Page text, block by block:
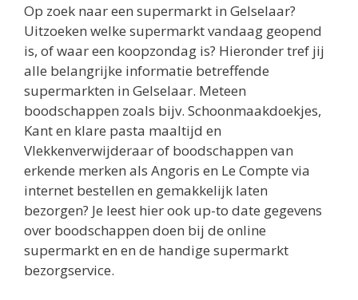
Op zoek naar een supermarkt in Gelselaar?
Uitzoeken welke supermarkt vandaag geopend
is, of waar een koopzondag is? Hieronder tref jij
alle belangrijke informatie betreffende
supermarkten in Gelselaar. Meteen
boodschappen zoals bijv. Schoonmaakdoekjes,
Kant en klare pasta maaltijd en
Vlekkenverwijderaar of boodschappen van
erkende merken als Angoris en Le Compte via
internet bestellen en gemakkelijk laten
bezorgen? Je leest hier ook up-to date gegevens
over boodschappen doen bij de online
supermarkt en en de handige supermarkt
bezorgservice.